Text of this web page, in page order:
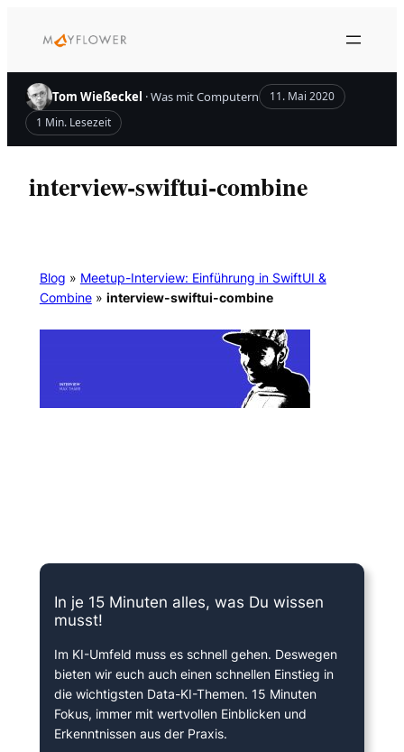
Inhalt
Tom Wießeckel · Was mit Computern
11. Mai 2020
1 Min. Lesezeit
interview-swiftui-combine
Blog » Meetup-Interview: Einführung in SwiftUI &
Combine» interview-swiftui-combine
In je 15 Minuten alles, was Du wissen
musst!
Im KI-Umfeld muss es schnell gehen. Deswegen
bieten wir euch auch einen schnellen Einstieg in
die wichtigsten Data-KI-Themen. 15 Minuten
Fokus, immer mit wertvollen Einblicken und
Erkenntnissen aus der Praxis.